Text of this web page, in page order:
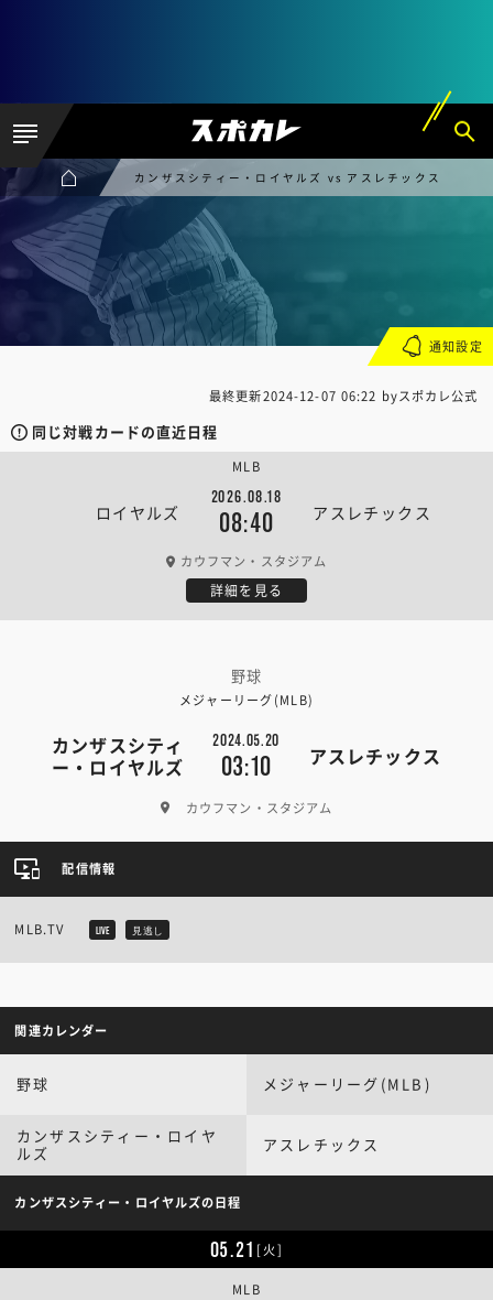
カンザスシティー・ロイヤルズ vs アスレチックス
最終更新2024-12-07 06:22 byスポカレ公式
同じ対戦カードの直近日程
ロイヤルズ
2026.08.18
08:40 アスレチックス
MLB
カウフマン・スタジアム
詳細を見る
野球
メジャーリーグ(MLB)
カンザスシティ
ー・ロイヤルズ
2024.05.20
03:10 アスレチックス
カウフマン・スタジアム
通知設定
配信情報
MLB.TV LIVE 見逃し
関連カレンダー
野球 メジャーリーグ(MLB)
カンザスシティー・ロイヤ
ルズ
アスレチックス
カンザスシティー・ロイヤルズの日程
05.21 [火]
MLB